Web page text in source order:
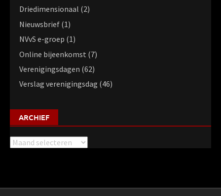
Driedimensionaal (2)
Nieuwsbrief (1)
NVvS e-groep (1)
Online bijeenkomst (7)
Verenigingsdagen (62)
Verslag verenigingsdag (46)
ARCHIEF
Archief